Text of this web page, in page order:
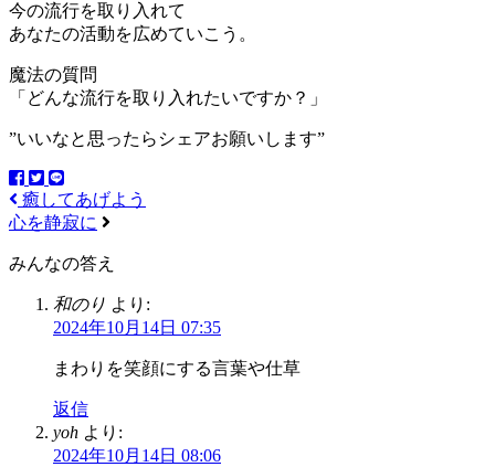
今の流行を取り入れて
あなたの活動を広めていこう。
魔法の質問
「どんな流行を取り入れたいですか？」
”いいなと思ったらシェアお願いします”
癒してあげよう
心を静寂に
みんなの答え
和のり より:
2024年10月14日 07:35
まわりを笑顔にする言葉や仕草
返信
yoh より:
2024年10月14日 08:06